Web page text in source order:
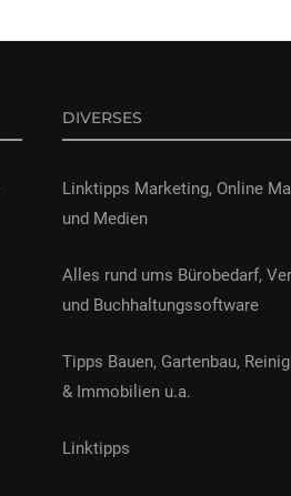
DIVERSES
Linktipps Marketing, Online
und Medien
Alles rund ums Bürobedarf,
und Buchhaltungssoftware
Tipps Bauen, Gartenbau,
& Immobilien u.a.
Linktipps